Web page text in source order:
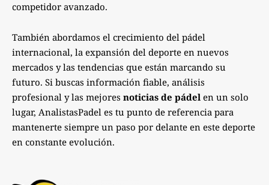
competidor avanzado.
También abordamos el crecimiento del pádel
internacional, la expansión del deporte en nuevos
mercados y las tendencias que están marcando su
futuro. Si buscas información fiable, análisis
profesional y las mejores noticias de pádel en un solo
lugar, AnalistasPadel es tu punto de referencia para
mantenerte siempre un paso por delante en este deporte
en constante evolución.